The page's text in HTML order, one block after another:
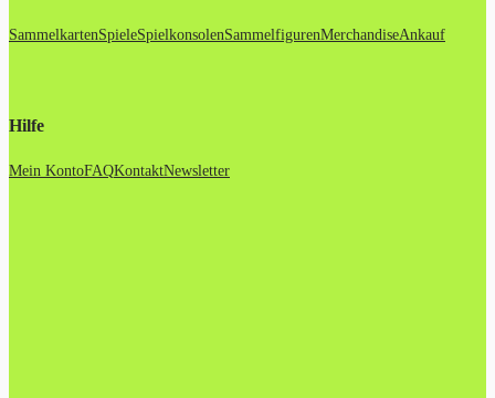
SammelkartenSpieleSpielkonsolenSammelfigurenMerchandiseAnkauf
Hilfe
Mein KontoFAQKontaktNewsletter